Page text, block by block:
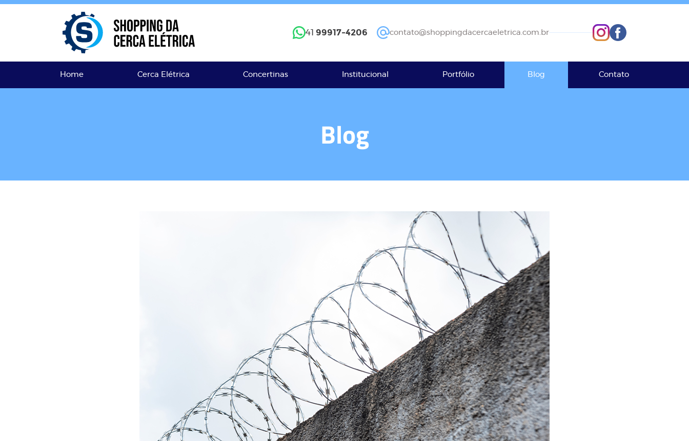
41 99917-4206 contato@shoppingdacercaeletrica.com.br
Home Cerca Elétrica Concertinas Institucional Portfólio Blog Contato
Blog